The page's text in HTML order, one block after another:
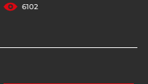
6102